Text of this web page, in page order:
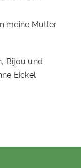
meine Mutter
Bijou und
Eickel